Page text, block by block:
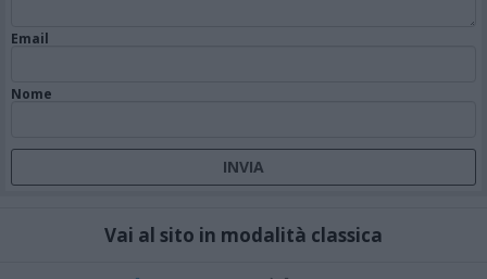
Email
Nome
Vai al sito in modalità classica